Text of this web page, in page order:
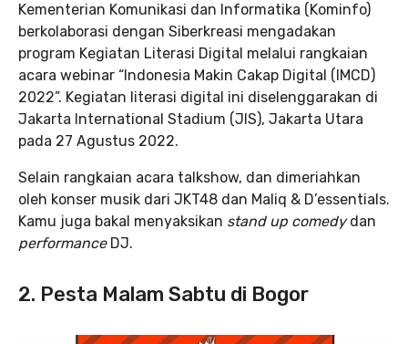
Kementerian Komunikasi dan Informatika (Kominfo)
berkolaborasi dengan Siberkreasi mengadakan
program Kegiatan Literasi Digital melalui rangkaian
acara webinar “Indonesia Makin Cakap Digital (IMCD)
2022”. Kegiatan literasi digital ini diselenggarakan di
Jakarta International Stadium (JIS), Jakarta Utara
pada 27 Agustus 2022.
Selain rangkaian acara talkshow, dan dimeriahkan
oleh konser musik dari JKT48 dan Maliq & D’essentials.
Kamu juga bakal menyaksikan stand up comedydan
performance DJ.
2. Pesta Malam Sabtu di Bogor